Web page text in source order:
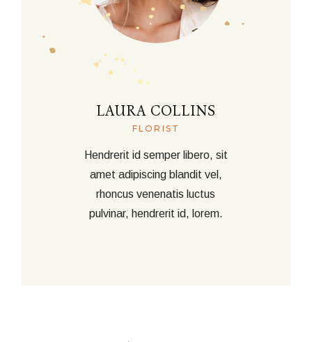
LAURA COLLINS
FLORIST
Hendrerit id semper libero, sit
amet adipiscing blandit vel,
rhoncus venenatis luctus
pulvinar, hendrerit id, lorem.